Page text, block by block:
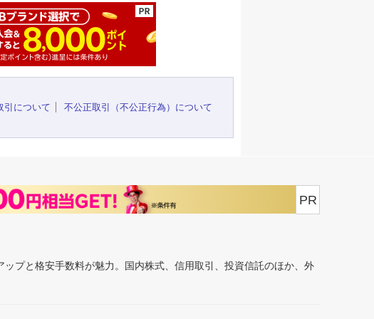
引について
不公正取引（不公正行為）について
PR
プと格安手数料が魅力。国内株式、信用取引、投資信託のほか、外